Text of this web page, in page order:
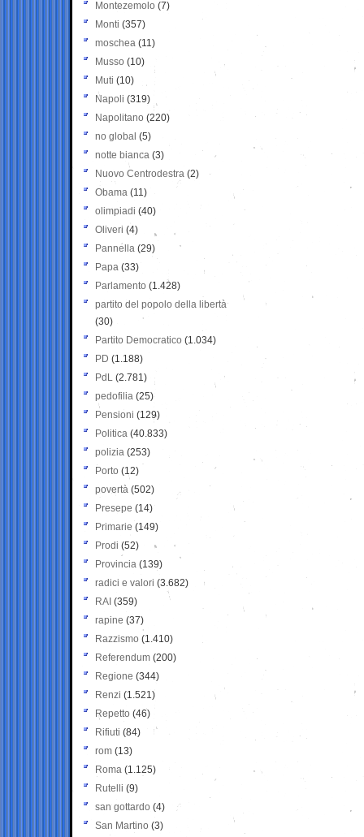
Montezemolo (7)
Monti (357)
moschea (11)
Musso (10)
Muti (10)
Napoli (319)
Napolitano (220)
no global (5)
notte bianca (3)
Nuovo Centrodestra (2)
Obama (11)
olimpiadi (40)
Oliveri (4)
Pannella (29)
Papa (33)
Parlamento (1.428)
partito del popolo della libertà
(30)
Partito Democratico (1.034)
PD (1.188)
PdL (2.781)
pedofilia (25)
Pensioni (129)
Politica (40.833)
polizia (253)
Porto (12)
povertà (502)
Presepe (14)
Primarie (149)
Prodi (52)
Provincia (139)
radici e valori (3.682)
RAI (359)
rapine (37)
Razzismo (1.410)
Referendum (200)
Regione (344)
Renzi (1.521)
Repetto (46)
Rifiuti (84)
rom (13)
Roma (1.125)
Rutelli (9)
san gottardo (4)
San Martino (3)